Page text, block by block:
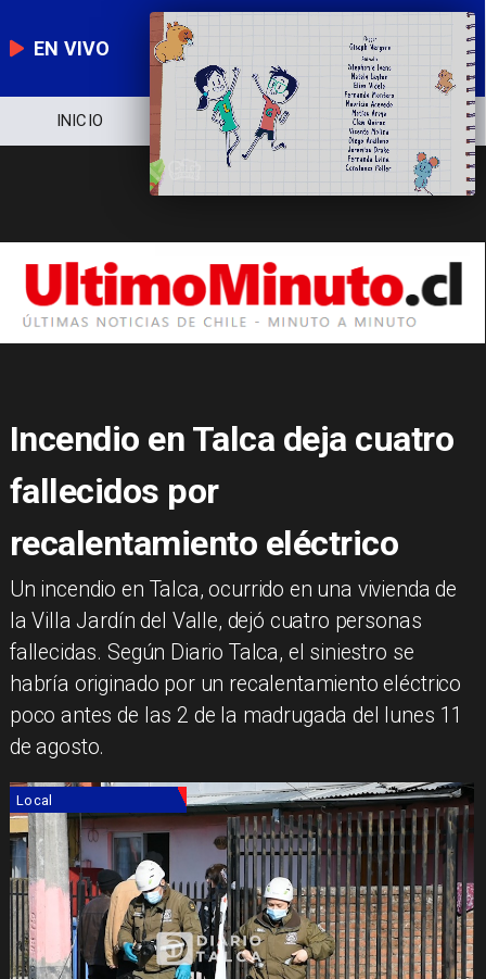
EN VIVO
NOTICIERO POLÍTICA ECONOMÍA
Incendio en Talca deja cuatro
fallecidos por
recalentamiento eléctrico
Un incendio en Talca, ocurrido en una vivienda de
la Villa Jardín del Valle, dejó cuatro personas
fallecidas. Según Diario Talca, el siniestro se
habría originado por un recalentamiento eléctrico
poco antes de las 2 de la madrugada del lunes 11
de agosto.
Local